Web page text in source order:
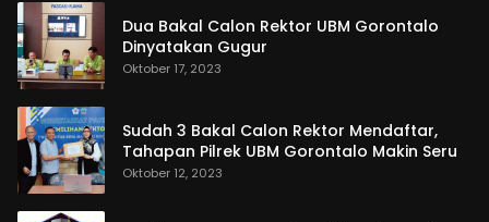
Dua Bakal Calon Rektor UBM Gorontalo
Dinyatakan Gugur
Oktober 17, 2023
Sudah 3 Bakal Calon Rektor Mendaftar,
Tahapan Pilrek UBM Gorontalo Makin Seru
Oktober 12, 2023